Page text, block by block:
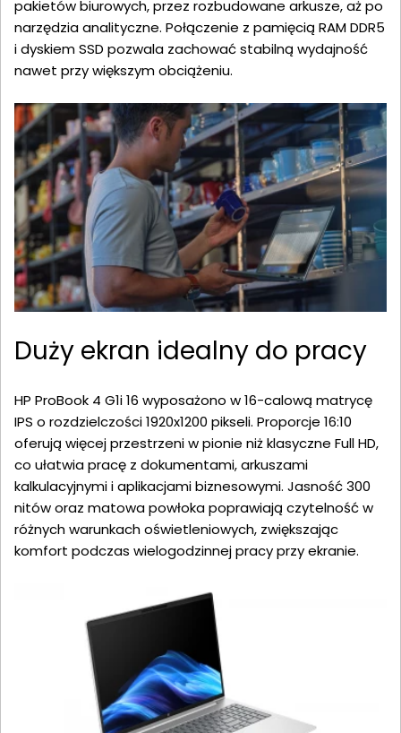
pakietów biurowych, przez rozbudowane arkusze, aż po
narzędzia analityczne. Połączenie z pamięcią RAM DDR5
i dyskiem SSD pozwala zachować stabilną wydajność
nawet przy większym obciążeniu.
Duży ekran idealny do pracy
HP ProBook 4 G1i 16 wyposażono w 16-calową matrycę
IPS o rozdzielczości 1920x1200 pikseli. Proporcje 16:10
oferują więcej przestrzeni w pionie niż klasyczne Full HD,
co ułatwia pracę z dokumentami, arkuszami
kalkulacyjnymi i aplikacjami biznesowymi. Jasność 300
nitów oraz matowa powłoka poprawiają czytelność w
różnych warunkach oświetleniowych, zwiększając
komfort podczas wielogodzinnej pracy przy ekranie.